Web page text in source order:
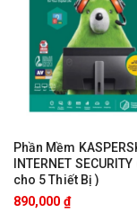
Phần Mềm
INTERNET
cho 5 Thiết Bị )
890,000 ₫